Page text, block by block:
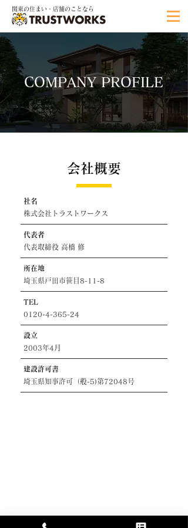
関東の住まい・店舗のことなら
COMPANY PROFILE
会社概要
社名
株式会社トラストワークス
代表者
代表取締役 高橋 修
所在地
埼玉県戸田市笹目8-11-8
​TEL
0120-4-365-24
​設立
2003年4月
建設許可書
埼玉県知事許可（般-5)第72048号